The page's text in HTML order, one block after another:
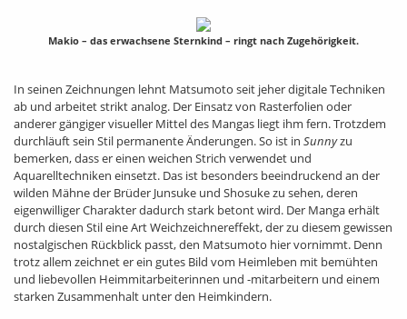
Makio – das erwachsene Sternkind – ringt nach Zugehörigkeit.
In seinen Zeichnungen lehnt Matsumoto seit jeher digitale Techniken
ab und arbeitet strikt analog. Der Einsatz von Rasterfolien oder
anderer gängiger visueller Mittel des Mangas liegt ihm fern. Trotzdem
durchläuft sein Stil permanente Änderungen. So ist in Sunnyzu
bemerken, dass er einen weichen Strich verwendet und
Aquarelltechniken einsetzt. Das ist besonders beeindruckend an der
wilden Mähne der Brüder Junsuke und Shosuke zu sehen, deren
eigenwilliger Charakter dadurch stark betont wird. Der Manga erhält
durch diesen Stil eine Art Weichzeichnereffekt, der zu diesem gewissen
nostalgischen Rückblick passt, den Matsumoto hier vornimmt. Denn
trotz allem zeichnet er ein gutes Bild vom Heimleben mit bemühten
und liebevollen Heimmitarbeiterinnen und -mitarbeitern und einem
starken Zusammenhalt unter den Heimkindern.